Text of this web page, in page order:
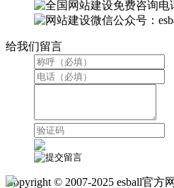
微信公众号：
给我们留言
Copyright © 2007-2025 esball官方